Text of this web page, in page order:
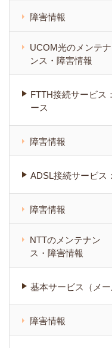
障害情報
UCOM光のメンテナ
ンス・障害情報
FTTH接続サービス
ース
障害情報
ADSL接続サービス
障害情報
NTTのメンテナン
ス・障害情報
基本サービス（メー
障害情報